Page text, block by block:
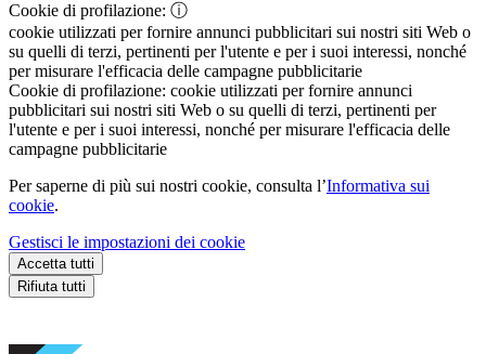
Cookie di profilazione: ⓘ
cookie utilizzati per fornire annunci pubblicitari sui nostri siti Web o
su quelli di terzi, pertinenti per l'utente e per i suoi interessi, nonché
per misurare l'efficacia delle campagne pubblicitarie
Cookie di profilazione: cookie utilizzati per fornire annunci
pubblicitari sui nostri siti Web o su quelli di terzi, pertinenti per
l'utente e per i suoi interessi, nonché per misurare l'efficacia delle
campagne pubblicitarie
Per saperne di più sui nostri cookie, consulta l’Informativa sui
cookie.
Gestisci le impostazioni dei cookie
Accetta tutti
Rifiuta tutti